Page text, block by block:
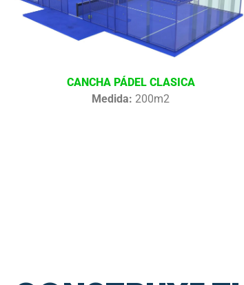
CANCHA PÁDEL CLASICA
Medida: 200m2